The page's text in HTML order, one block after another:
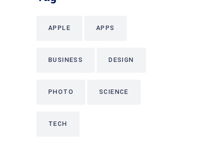
APPLE APPS
BUSINESS DESIGN
PHOTO SCIENCE
TECH